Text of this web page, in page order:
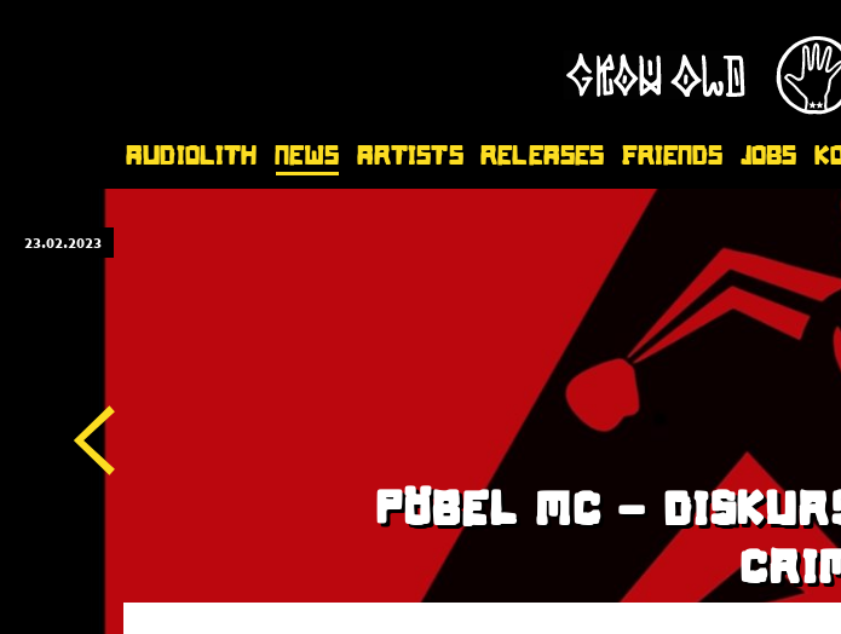
Audiolith News Artists Releases Friends Jobs
23.02.2023
PÖBEL MC -